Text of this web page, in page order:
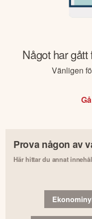
Något har gått
Vänligen
Prova någon av
Här hittar du annat